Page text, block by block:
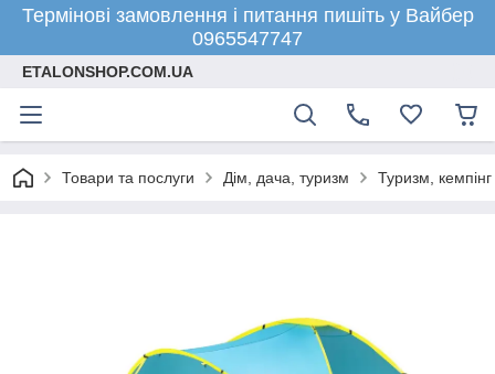
Термінові замовлення і питання пишіть у Вайбер
0965547747
ETALONSHOP.COM.UA
Товари та послуги Дім, дача, туризм Туризм, кемпінг